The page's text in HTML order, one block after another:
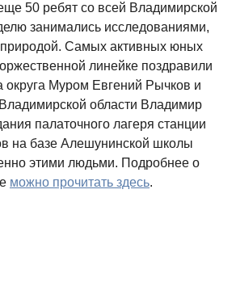
50 ребят со всей Владимирской
занимались исследованиями,
Самых активных юных
линейке поздравили
округа Муром Евгений Рычков и
области Владимир
палаточного лагеря станции
на базе Алешунинской школы
этими людьми. Подробнее о
можно прочитать здесь.